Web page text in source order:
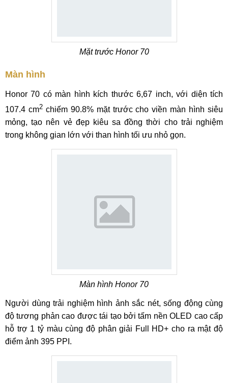
Mặt trước Honor 70
Màn hình
Honor 70 có màn hình kích thước 6,67 inch, với diện tích
107.4 cm2chiếm 90.8% mặt trước cho viền màn hình siêu
mỏng, tạo nên vẻ đẹp kiêu sa đồng thời cho trải nghiệm
trong không gian lớn với than hình tối ưu nhỏ gọn.
Màn hình Honor 70
Người dùng trải nghiệm hình ảnh sắc nét, sống động cùng
độ tương phản cao được tái tạo bởi tấm nền OLED cao cấp
hỗ trợ 1 tỷ màu cùng độ phân giải Full HD+ cho ra mật độ
điểm ảnh 395 PPI.